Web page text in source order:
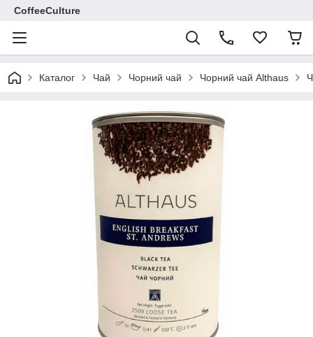
CoffeeCulture
Каталог Чай Чорний чай Чорний чай Althaus